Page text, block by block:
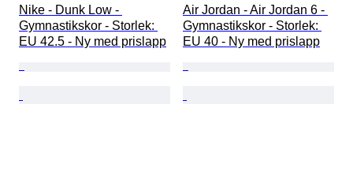
Nike - Dunk Low -
Gymnastikskor - Storlek:
EU 42.5 - Ny med prislapp
Air Jordan - Air Jordan 6 -
Gymnastikskor - Storlek:
EU 40 - Ny med prislapp